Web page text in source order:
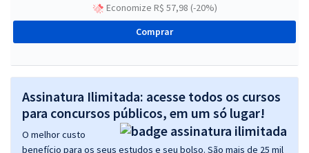
Economize R$ 57,98 (-20%)
Comprar
Assinatura Ilimitada: acesse todos os cursos
para concursos públicos, em um só lugar!
O melhor custo
benefício para os seus estudos e seu bolso. São mais de 25 mil